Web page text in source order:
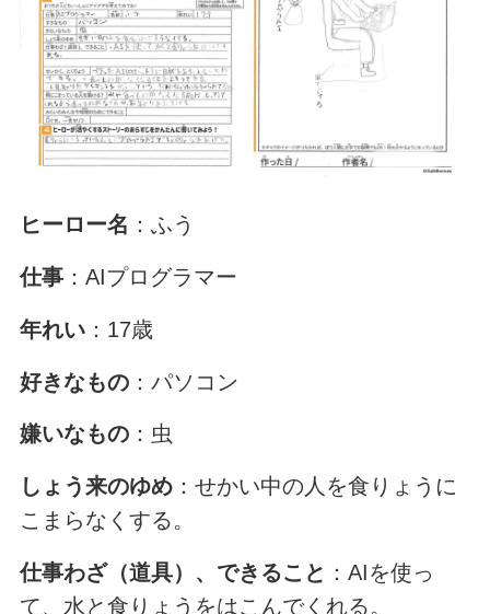
ヒーロー名 ：ふう
仕事：AIプログラマー
年れい：17歳
好きなもの：パソコン
嫌いなもの：虫
しょう来のゆめ：せかい中の人を食りょうに
こまらなくする。
仕事わざ（道具）、できること ：AIを使っ
て、水と食りょうをはこんでくれる。